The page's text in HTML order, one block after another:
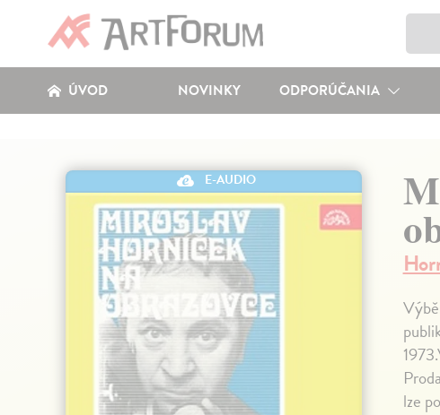
ÚVOD NOVINKY ODPORÚČANIA
E-AUDIO
lze